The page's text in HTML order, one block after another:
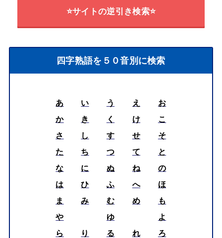
⭐サイトの逆引き検索⭐
四字熟語を５０音別に検索
あ い う え
お
か
き く け
こ
さ
し す せ
そ
た
ち つ て
と
な
に ぬ ね
の
は
ひ ふ へ
ほ
ま
み む め
も
や
ゆ
よ
ら
り る れ
ろ